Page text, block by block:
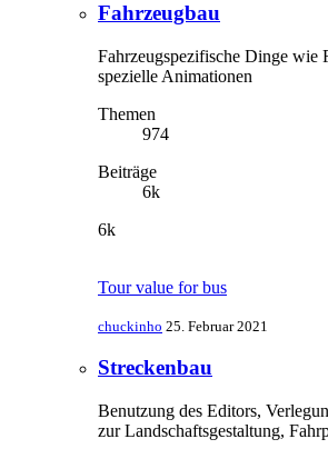
Fahrzeugbau
Fahrzeugspezifische Dinge wie
spezielle Animationen
Themen
974
Beiträge
6k
6k
Tour value for bus
chuckinho 25. Februar 2021
Streckenbau
Benutzung des Editors,
zur Landschaftsgestaltung,